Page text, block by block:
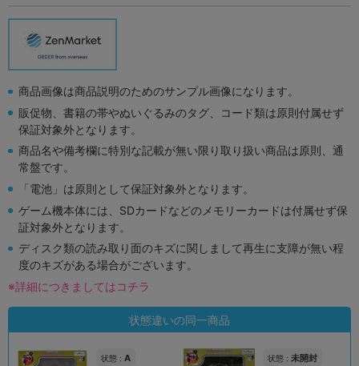
商品画像は商品説明のためのサンプル画像になります。
販促物、書籍の帯やぬいぐるみのタグ、コード類は原則付属せず
保証対象外となります。
商品名や備考欄に特別な記載が無い限り取り扱い商品は原則、通
常盤です。
「電池」は原則として保証対象外となります。
ゲーム機本体には、SDカードなどのメモリーカードは付属せず保
証対象外となります。
ディスク類の読み取り面のキズに関しまして再生に支障が無い程
度のキズがある場合がございます。
※詳細につきましてはコチラ
状態違いの同一商品
状態 : A 状態 : 未開封